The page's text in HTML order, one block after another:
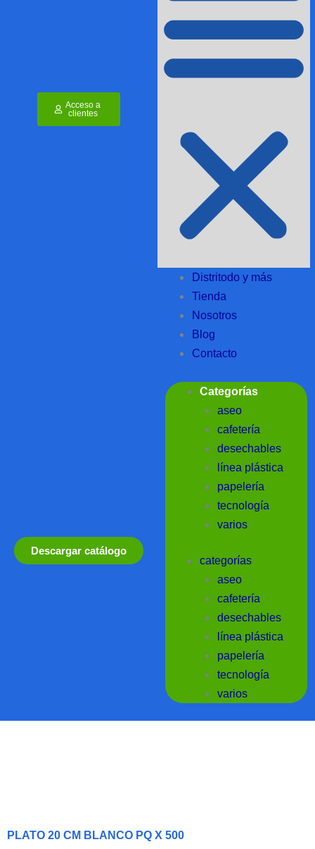
Categorías
aseo
cafetería
desechables
línea plástica
papelería
tecnología
varios
categorías
aseo
cafetería
desechables
línea plástica
papelería
tecnología
varios
Descargar catálogo
Distritodo y más
Tienda
Nosotros
Blog
Contacto
Acceso a
clientes
PLATO 20 CM BLANCO PQ X 500